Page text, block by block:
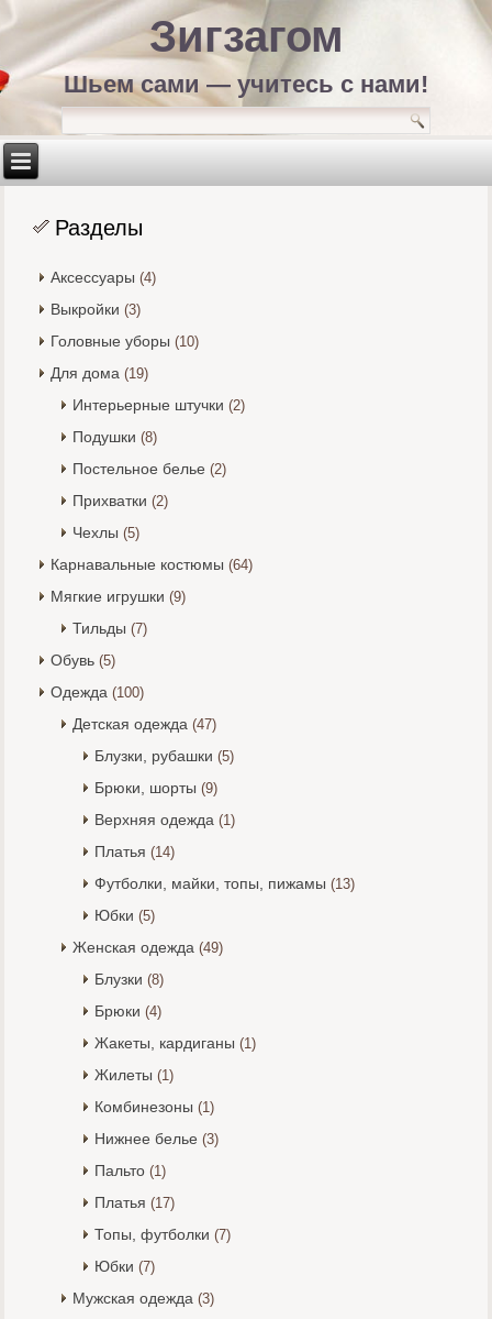
Зигзагом
Шьем сами — учитесь с нами!
Разделы
Аксессуары (4)
Выкройки (3)
Головные уборы (10)
Для дома (19)
Интерьерные штучки (2)
Подушки (8)
Постельное белье (2)
Прихватки (2)
Чехлы (5)
Карнавальные костюмы (64)
Мягкие игрушки (9)
Тильды (7)
Обувь (5)
Одежда (100)
Детская одежда (47)
Блузки, рубашки (5)
Брюки, шорты (9)
Верхняя одежда (1)
Платья (14)
Футболки, майки, топы, пижамы (13)
Юбки (5)
Женская одежда (49)
Блузки (8)
Брюки (4)
Жакеты, кардиганы (1)
Жилеты (1)
Комбинезоны (1)
Нижнее белье (3)
Пальто (1)
Платья (17)
Топы, футболки (7)
Юбки (7)
Мужская одежда (3)